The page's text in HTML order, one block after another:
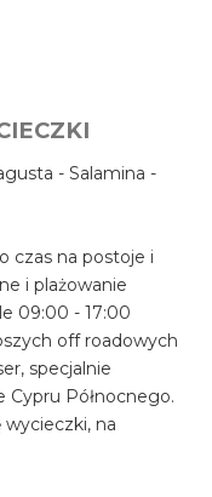
- Salamina -
czas na postoje i
i plażowanie
09:00 - 17:00
off roadowych
specjalnie
Północnego.
wycieczki, na